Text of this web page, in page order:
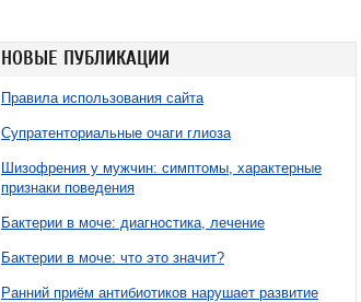
НОВЫЕ ПУБЛИКАЦИИ
Правила использования сайта
Супратенториальные очаги глиоза
Шизофрения у мужчин: симптомы, характерные
признаки поведения
Бактерии в моче: диагностика, лечение
Бактерии в моче: что это значит?
Ранний приём антибиотиков нарушает развитие